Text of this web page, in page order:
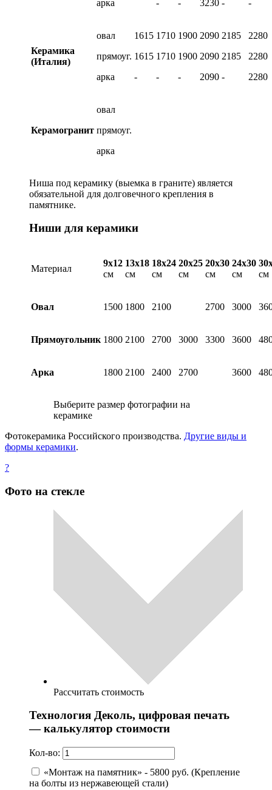
арка - - 3230 - -
Керамика
(Италия)
овал
прямоуг.
арка
1615
1615
-
1710
1710
-
1900
1900
-
2090
2090
2090
2185
2185
-
2280
2280
2280
Керамогранит
овал
прямоуг.
арка
Ниша под керамику (выемка в граните) является
обязательной для долговечного крепления в
памятнике.
Ниши для керамики
Материал
9х12
см
13х18
см
18х24
см
20х25
см
20х30
см
24х30
см
см
Овал 1500 1800 2100 2700 3000
Прямоугольник 1800 2100 2700 3000 3300 3600
Арка 1800 2100 2400 2700 3600
Выберите размер фотографии на
керамике
Фотокерамика Российского производства. Другие виды и
формы керамики.
?
Фото на стекле
Рассчитать стоимость
Технология Деколь, цифровая печать
— калькулятор стоимости
Кол-во:
«Монтаж на памятник» - 5800 руб. (Крепление
на болты из нержавеющей стали)